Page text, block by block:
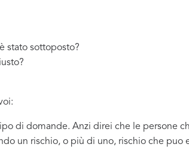
stato sottoposto?
di domande. Anzi direi che le persone
un rischio, o più di uno, rischio che puo